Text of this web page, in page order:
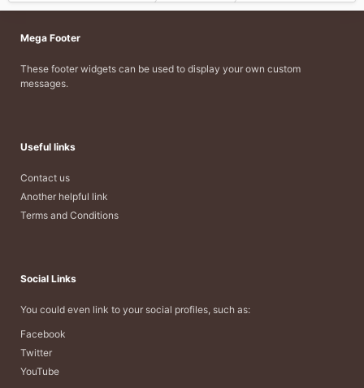
Mega Footer
These footer widgets can be used to display your own custom
messages.
Useful links
Contact us
Another helpful link
Terms and Conditions
Social Links
You could even link to your social profiles, such as:
Facebook
Twitter
YouTube